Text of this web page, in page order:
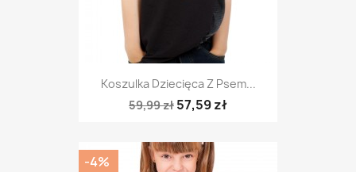
Koszulka Dziecięca Z Psem...
59,99 zł 57,59 zł
-4%